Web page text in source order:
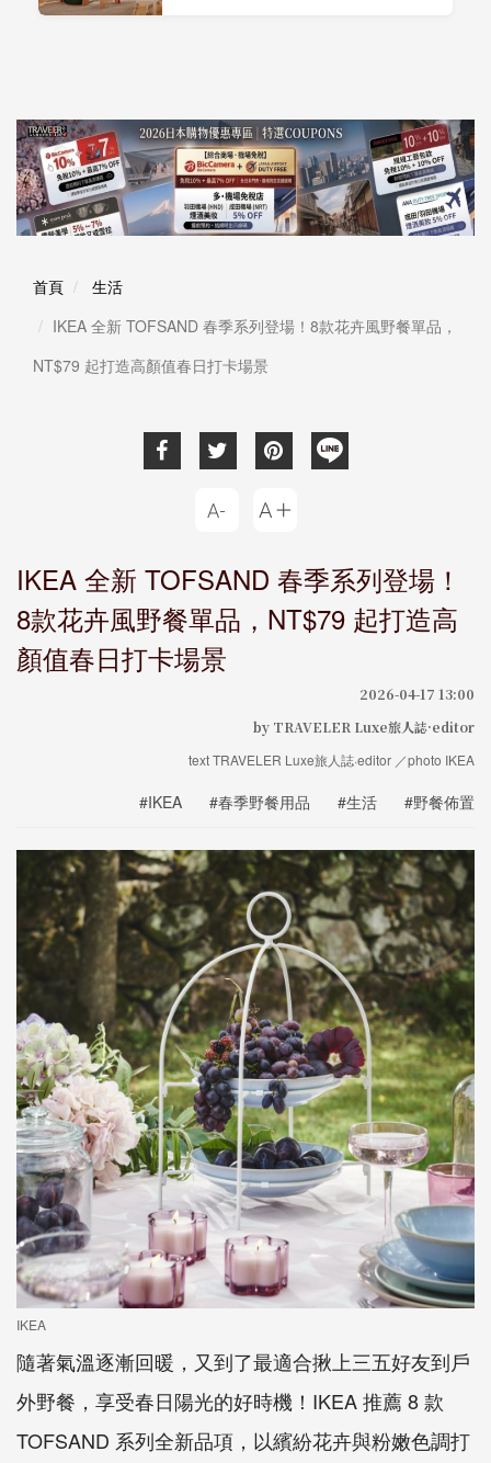
首頁
生活
IKEA 全新 TOFSAND 春季系列登場！8款花卉風野餐單品，
NT$79 起打造高顏值春日打卡場景
IKEA 全新 TOFSAND 春季系列登場！
8款花卉風野餐單品，NT$79 起打造高
顏值春日打卡場景
2026-04-17 13:00
by TRAVELER Luxe旅人誌·editor
text TRAVELER Luxe旅人誌·editor ／photo IKEA
#IKEA #春季野餐用品 #生活 #野餐佈置
IKEA
隨著氣溫逐漸回暖，又到了最適合揪上三五好友到戶
外野餐，享受春日陽光的好時機！IKEA 推薦 8 款
TOFSAND 系列全新品項，以繽紛花卉與粉嫩色調打